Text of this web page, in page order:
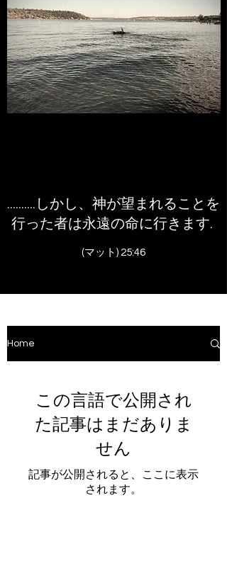
..........しかし、神が望まれることを
行った者は永遠の命に行きます.
(マット) 25:46
Home
この言語で公開され
た記事はまだありま
せん
記事が公開されると、ここに表示
されます。